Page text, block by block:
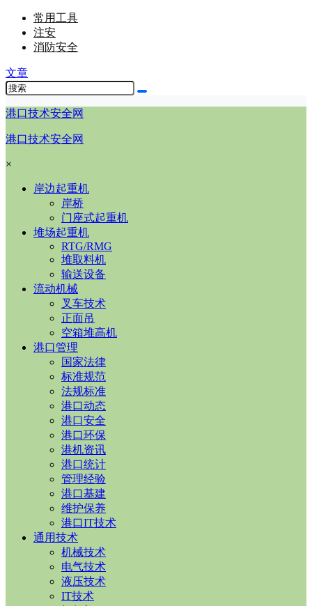
常用工具
注安
消防安全
文章
港口技术安全网
港口技术安全网
×
岸边起重机
岸桥
门座式起重机
堆场起重机
RTG/RMG
堆取料机
输送设备
流动机械
叉车技术
正面吊
空箱堆高机
港口管理
国家法律
标准规范
法规标准
港口动态
港口安全
港口环保
港机资讯
港口统计
管理经验
港口基建
维护保养
港口IT技术
通用技术
机械技术
电气技术
液压技术
IT技术